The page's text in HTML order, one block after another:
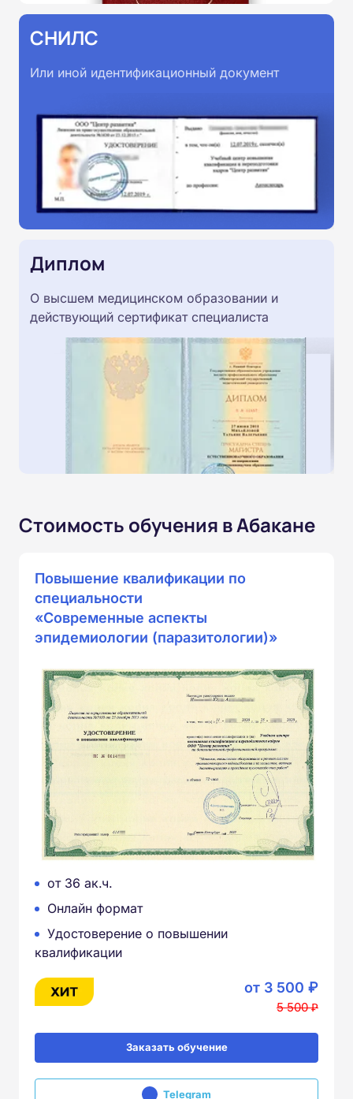
СНИЛС
Или иной идентификационный документ
Диплом
О высшем медицинском образовании и
действующий сертификат специалиста
Стоимость обучения в Абакане
Повышение квалификации по
специальности
«Современные аспекты
эпидемиологии (паразитологии)»
от 36 ак.ч.
Онлайн формат
Удостоверение о повышении
квалификации
от 3 500 ₽
5 500 ₽
Заказать обучение
Telegram